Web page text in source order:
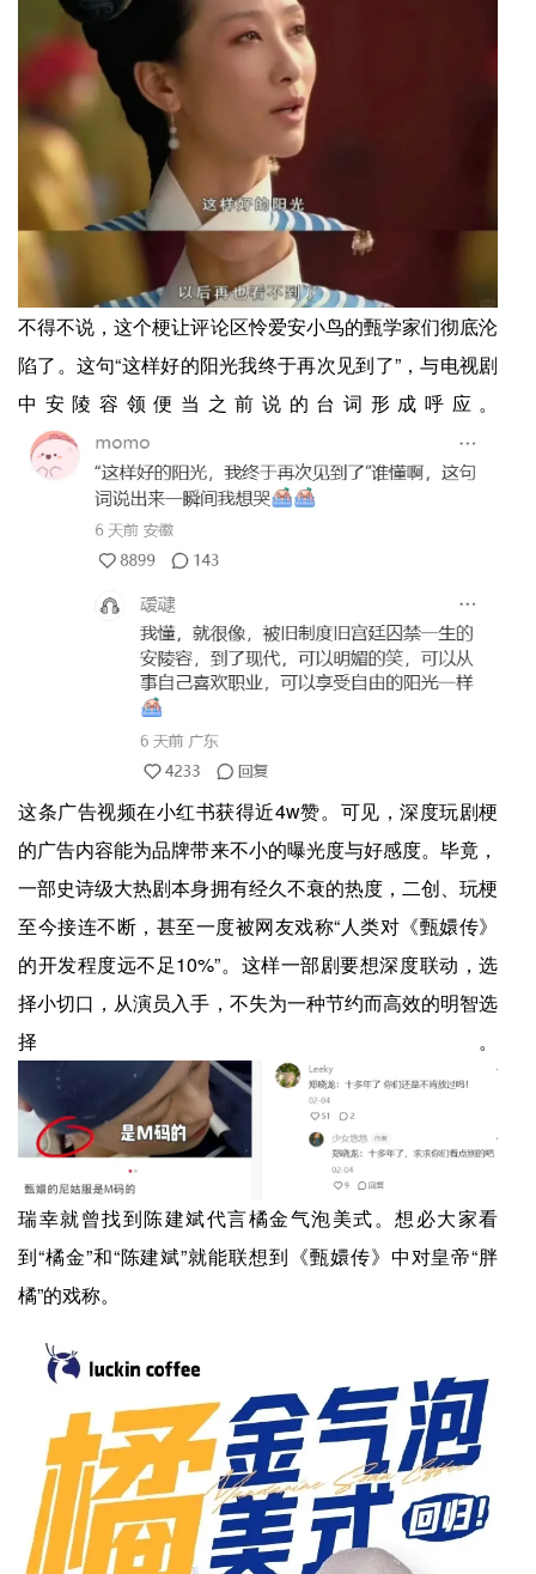
不得不说，这个梗让评论区怜爱安小鸟的甄学家们彻底沦
陷了。这句“这样好的阳光我终于再次见到了”，与电视剧
中安陵容领便当之前说的台词形成呼应。
这条广告视频在小红书获得近4w赞。可见，深度玩剧梗
的广告内容能为品牌带来不小的曝光度与好感度。毕竟，
一部史诗级大热剧本身拥有经久不衰的热度，二创、玩梗
至今接连不断，甚至一度被网友戏称“人类对《甄嬛传》
的开发程度远不足10%”。这样一部剧要想深度联动，选
择小切口，从演员入手，不失为一种节约而高效的明智选
择。
瑞幸就曾找到陈建斌代言橘金气泡美式。想必大家看
到“橘金”和“陈建斌”就能联想到《甄嬛传》中对皇帝“胖
橘”的戏称。